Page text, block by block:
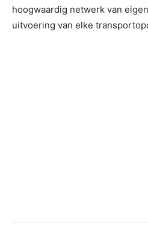
hoogwaardig netwerk van
uitvoering van elke